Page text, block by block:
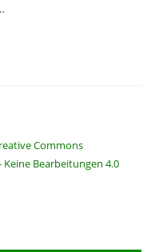
Commons
Bearbeitungen 4.0